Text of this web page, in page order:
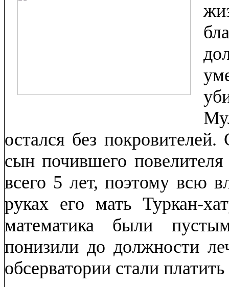
остался без
сын почившего
всего 5 лет, поэтому всю
руках его мать Туркан-
математика были
понизили до должности
обсерватории стали